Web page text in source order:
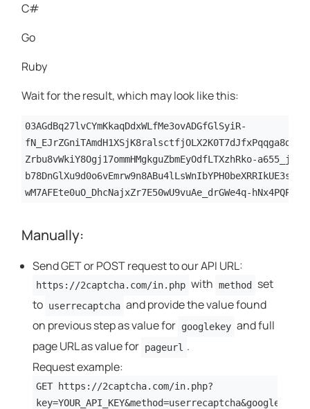
C#
Go
Ruby
Wait for the result, which may look like this:
03AGdBq27lvCYmKkaqDdxWLfMe3ovADGfGlSyiR-
Zrbu8vWkiY8Ogj17ommHMgkguZbmEyOdfLTXzhRko-
wM7AFEte0uO_DhcNajxZr7E50wU9vuAe_drGWe4q-
Manually:
Send GET or POST request to our API URL:
https://2captcha.com/in.php with method
set
to userrecaptcha and provide the value found
on previous step as value for googlekey and full
page URL as value for pageurl .
Request example:
GET https://2captcha.com/in.php?